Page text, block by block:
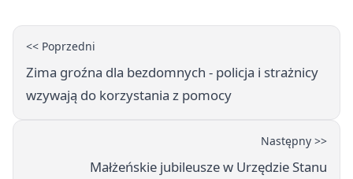
<< Poprzedni
Zima groźna dla bezdomnych - policja i strażnicy
wzywają do korzystania z pomocy
Następny >>
Małżeńskie jubileusze w Urzędzie Stanu